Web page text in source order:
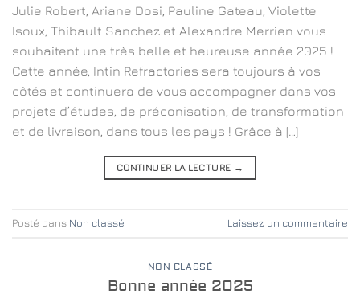
Julie Robert, Ariane Dosi, Pauline Gateau, Violette
Isoux, Thibault Sanchez et Alexandre Merrien vous
souhaitent une très belle et heureuse année 2025 !
Cette année, Intin Refractories sera toujours à vos
côtés et continuera de vous accompagner dans vos
projets d’études, de préconisation, de transformation
et de livraison, dans tous les pays ! Grâce à […]
CONTINUER LA LECTURE →
Posté dans Non classé Laissez un commentaire
NON CLASSÉ
Bonne année 2025